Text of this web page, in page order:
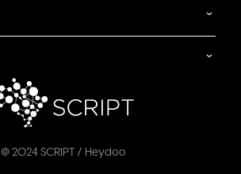
@ 2024 SCRIPT / Heydoo